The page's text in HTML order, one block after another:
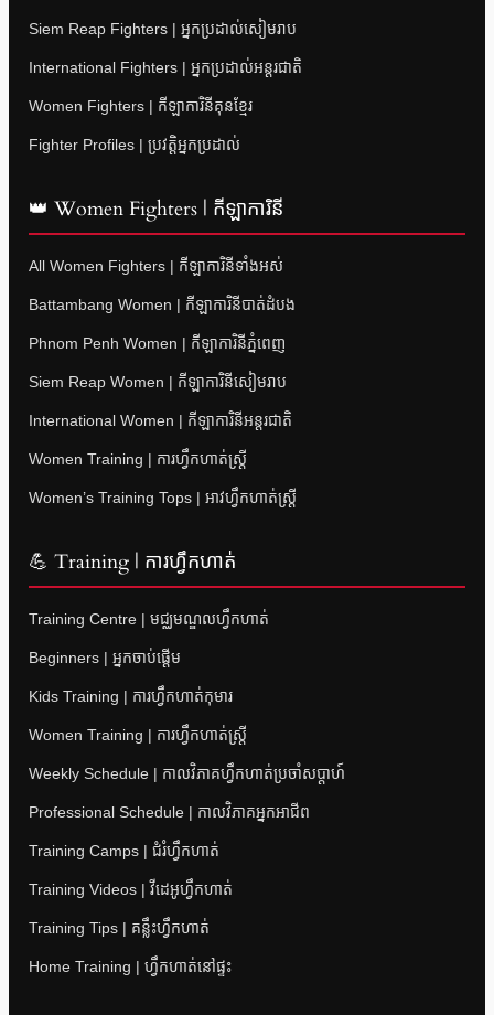
Siem Reap Fighters | អ្នកប្រដាល់សៀមរាប
International Fighters | អ្នកប្រដាល់អន្តរជាតិ
Women Fighters | កីឡាការិនីគុនខ្មែរ
Fighter Profiles | ប្រវត្តិអ្នកប្រដាល់
👑 Women Fighters | កីឡាការិនី
All Women Fighters | កីឡាការិនីទាំងអស់
Battambang Women | កីឡាការិនីបាត់ដំបង
Phnom Penh Women | កីឡាការិនីភ្នំពេញ
Siem Reap Women | កីឡាការិនីសៀមរាប
International Women | កីឡាការិនីអន្តរជាតិ
Women Training | ការហ្វឹកហាត់ស្ត្រី
Women’s Training Tops | អាវហ្វឹកហាត់ស្ត្រី
💪 Training | ការហ្វឹកហាត់
Training Centre | មជ្ឈមណ្ឌលហ្វឹកហាត់
Beginners | អ្នកចាប់ផ្តើម
Kids Training | ការហ្វឹកហាត់កុមារ
Women Training | ការហ្វឹកហាត់ស្ត្រី
Weekly Schedule | កាលវិភាគហ្វឹកហាត់ប្រចាំសប្តាហ៍
Professional Schedule | កាលវិភាគអ្នកអាជីព
Training Camps | ជំរំហ្វឹកហាត់
Training Videos | វីដេអូហ្វឹកហាត់
Training Tips | គន្លឹះហ្វឹកហាត់
Home Training | ហ្វឹកហាត់នៅផ្ទះ